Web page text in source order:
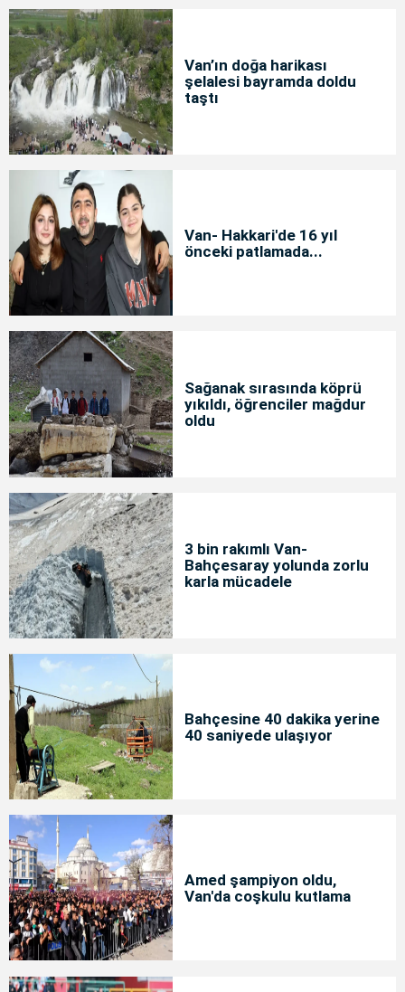
Van’ın doğa harikası
şelalesi bayramda doldu
taştı
Van- Hakkari'de 16 yıl
önceki patlamada...
Sağanak sırasında köprü
yıkıldı, öğrenciler mağdur
oldu
3 bin rakımlı Van-
Bahçesaray yolunda zorlu
karla mücadele
Bahçesine 40 dakika yerine
40 saniyede ulaşıyor
Amed şampiyon oldu,
Van'da coşkulu kutlama